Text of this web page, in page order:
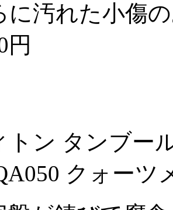
に汚れた小傷
円
トン タンブー
クォーツ